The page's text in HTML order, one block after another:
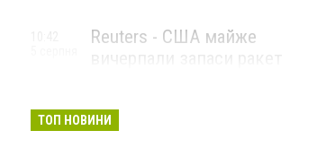
Reuters - США майже
ТОП НОВИНИ